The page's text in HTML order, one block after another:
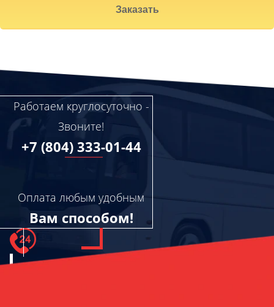
Заказать
Работаем круглосуточно -
Звоните!
+7 (804) 333-01-44
Оплата любым удобным
Вам способом!